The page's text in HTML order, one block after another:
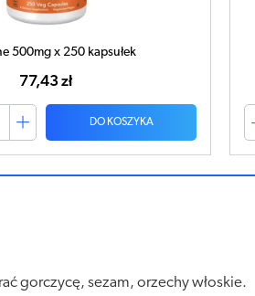
500mg x 250 kapsułek
77,43 zł
DO KOSZYKA
gorczycę, sezam, orzechy włoskie.